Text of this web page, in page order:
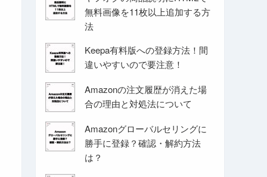
無料画像を11枚以上追加する方
法
Keepa有料版への登録方法！間
違いやすいので要注意！
Amazonの注文履歴が消えた場
合の理由と対処法について
Amazonグローバルセリングに
勝手に登録？確認・解約方法
は？